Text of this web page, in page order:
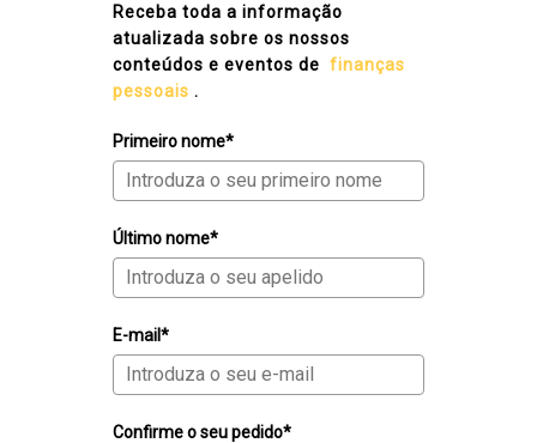
Receba toda a informação
atualizada sobre os nossos
conteúdos e eventos de finanças
pessoais .
Primeiro nome*
Último nome*
E-mail*
Confirme o seu pedido*